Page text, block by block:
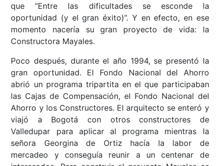
que “Entre las dificultades se esconde la
oportunidad (y el gran éxito)”. Y en efecto, en ese
momento nacería su gran proyecto de vida: la
Constructora Mayales.
Poco después, durante el año 1994, se presentó la
gran oportunidad. El Fondo Nacional del Ahorro
abrió un programa tripartita en el que participaban
las Cajas de Compensación, el Fondo Nacional del
Ahorro y los Constructores. El arquitecto se enteró y
viajó a Bogotá con otros constructores de
Valledupar para aplicar al programa mientras la
señora Georgina de Ortiz hacía la labor de
mercadeo y conseguía reunir a un centenar de